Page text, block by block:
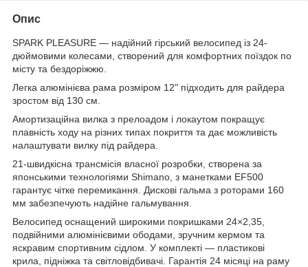
Опис
SPARK PLEASURE — надійний гірський велосипед із 24-
дюймовими колесами, створений для комфортних поїздок по
місту та бездоріжжю.
Легка алюмінієва рама розміром 12" підходить для райдера
зростом від 130 см.
Амортизаційна вилка з прелоадом і локаутом покращує
плавність ходу на різних типах покриття та дає можливість
налаштувати вилку під райдера.
21-швидкісна трансмісія власної розробки, створена за
японськими технологіями Shimano, з манетками EF500
гарантує чітке перемикання. Дискові гальма з роторами 160
мм забезпечують надійне гальмування.
Велосипед оснащений широкими покришками 24×2,35,
подвійними алюмінієвими ободами, зручним кермом та
яскравим спортивним сідлом. У комплекті — пластикові
крила, підніжка та світловідбивачі. Гарантія 24 місяці на раму